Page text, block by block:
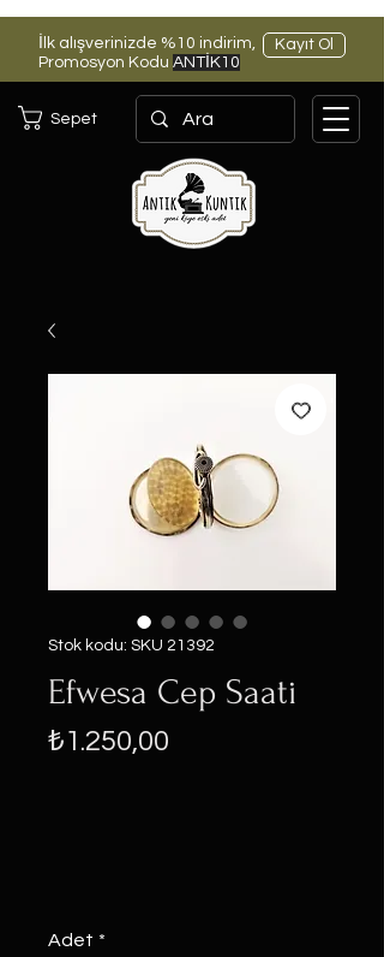
İlk alışverinizde %10 indirim,
Promosyon Kodu ANTİK10
Kayıt Ol
Sepet
Stok kodu: SKU 21392
Efwesa Cep Saati
₺1.250,00
Adet *